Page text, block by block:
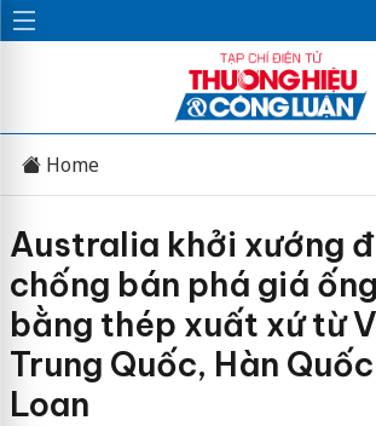
Home
Australia khởi xướng
chống bán phá giá
bằng thép xuất xứ từ
Trung Quốc, Hàn
Loan